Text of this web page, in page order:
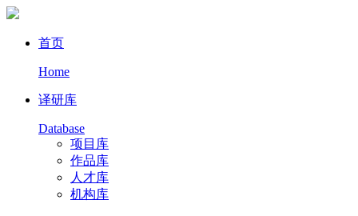
首页
Home
译研库
Database
项目库
作品库
人才库
机构库